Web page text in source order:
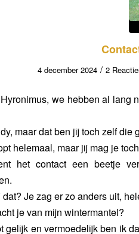
4 december 2024 / 2
we hebben al lang
maar dat ben jij toch zelf die
helemaal, maar jij mag je
het contact een beetje
dat? Je zag er zo anders uit,
je van mijn wintermantel?
gelijk en vermoedelijk ben ik